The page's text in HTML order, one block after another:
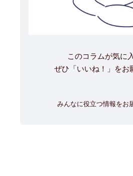
このコラムが気に
ぜひ「いいね！」をお
みんなに役立つ情報をお